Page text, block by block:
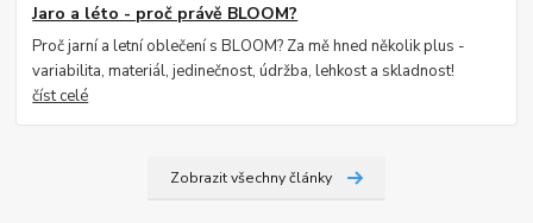
Jaro a léto - proč právě BLOOM?
Proč jarní a letní oblečení s BLOOM? Za mě hned několik plus -
variabilita, materiál, jedinečnost, údržba, lehkost a skladnost!
číst celé
Zobrazit všechny články